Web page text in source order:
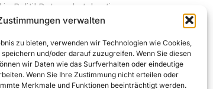
verwalten
zu bieten, verwenden wir Technologien wie Cookies,
und/oder darauf zuzugreifen. Wenn Sie diesen
wir Daten wie das Surfverhalten oder eindeutige
Wenn Sie Ihre Zustimmung nicht erteilen oder
Merkmale und Funktionen beeinträchtigt werden.
Politik Datenschutzbestimmungen